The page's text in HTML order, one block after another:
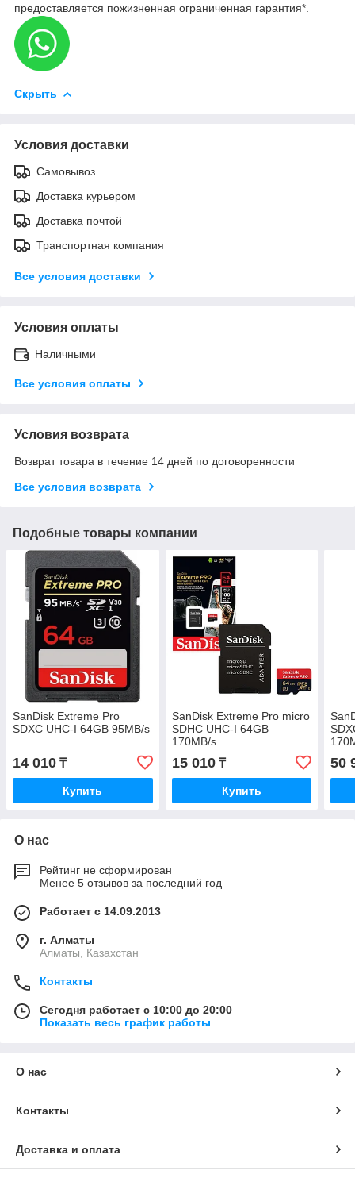
предоставляется пожизненная ограниченная гарантия*.
Скрыть
Условия доставки
Самовывоз
Доставка курьером
Доставка почтой
Транспортная компания
Все условия доставки
Условия оплаты
Наличными
Все условия оплаты
Условия возврата
Возврат товара в течение 14 дней по договоренности
Все условия возврата
Подобные товары компании
SanDisk Extreme Pro
SDXC UHC-I 64GB 95MB/s
14 010 ₸
Купить
SanDisk Extreme Pro micro
SDHC UHC-I 64GB
170MB/s
15 010₸
Купить
50
О нас
Рейтинг не сформирован
Менее 5 отзывов за последний год
Работает с 14.09.2013
г. Алматы
Алматы, Казахстан
Контакты
Сегодня работает с 10:00 до 20:00
Показать весь график работы
О нас
Контакты
Доставка и оплата